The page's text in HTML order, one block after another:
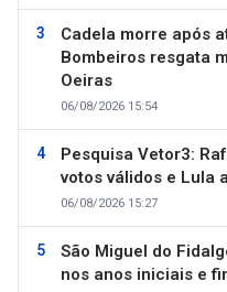
Cadela morre após
Bombeiros resgata
Oeiras
06/08/2026 15:54
Pesquisa Vetor3:
votos válidos e Lula
06/08/2026 15:27
São Miguel do
nos anos iniciais e